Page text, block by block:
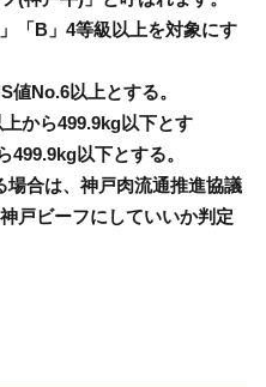
「B」4等級以上を対象にす
No.6以上とする。
から499.9kg以下とす
以下とする。
合は、神戸肉流通推進協議
戸ビーフにしていいか判定